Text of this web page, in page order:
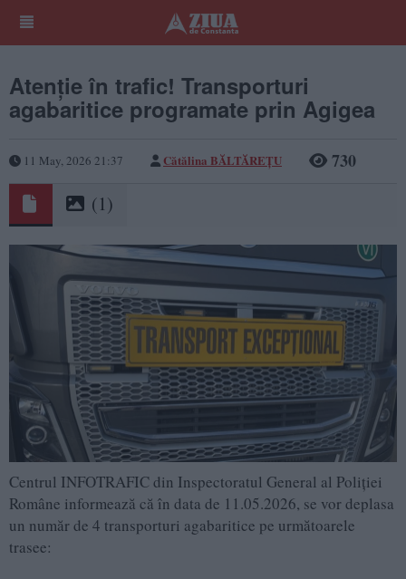
Atenție în trafic! Transporturi
agabaritice programate prin Agigea
11 May, 2026 21:37 Cătălina BĂLTĂREȚU 730
(1)
Centrul INFOTRAFIC din Inspectoratul General al Poliției
Române informează că în data de 11.05.2026, se vor deplasa
un număr de 4 transporturi agabaritice pe următoarele
trasee: